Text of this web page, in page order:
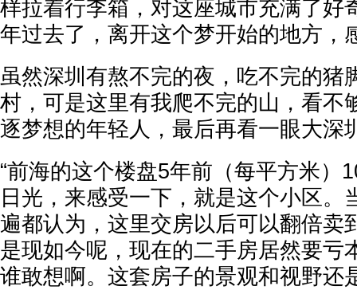
样拉着行李箱，对这座城市充满了好
年过去了，离开这个梦开始的地方，
虽然深圳有熬不完的夜，吃不完的猪
村，可是这里有我爬不完的山，看不
逐梦想的年轻人，最后再看一眼大深
“前海的这个楼盘5年前（每平方米）
日光，来感受一下，就是这个小区。
遍都认为，这里交房以后可以翻倍卖
是现如今呢，现在的二手房居然要亏
谁敢想啊。这套房子的景观和视野还